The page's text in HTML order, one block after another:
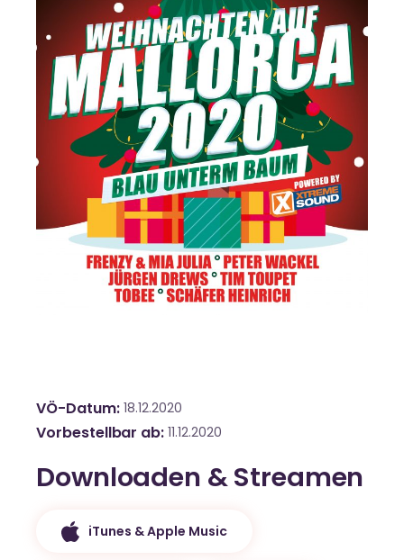
VÖ-Datum 18.12.2020
Vorbestellbar ab 11.12.2020
Downloaden & Streamen
iTunes & Apple Music